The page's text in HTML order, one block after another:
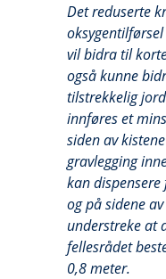
Det reduserte
vil bidra til
også kunne
tilstrekkelig
innføres et
siden av
gravlegging
kan
og på sidene
understreke at
fellesrådet
0,8 meter.